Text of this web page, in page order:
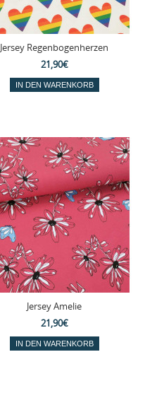
Jersey Regenbogenherzen
21,90€
Jersey Amelie
21,90€